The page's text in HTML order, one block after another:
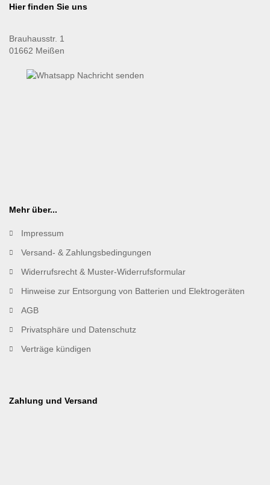
Hier finden Sie uns
Brauhausstr. 1
01662 Meißen
Mehr über...
Impressum
Versand- & Zahlungsbedingungen
Widerrufsrecht & Muster-Widerrufsformular
Hinweise zur Entsorgung von Batterien und Elektrogeräten
AGB
Privatsphäre und Datenschutz
Verträge kündigen
Zahlung und Versand